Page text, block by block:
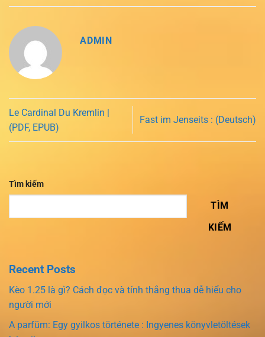
ADMIN
Le Cardinal Du Kremlin |
(PDF, EPUB)
Fast im Jenseits : (Deutsch)
Tìm kiếm
TÌM
KIẾM
Recent Posts
Kèo 1.25 là gì? Cách đọc và tính thắng thua dễ hiểu cho
người mới
A parfüm: Egy gyilkos története : Ingyenes könyvletöltések